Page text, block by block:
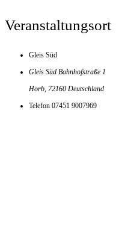
Veranstaltungsort
Gleis Süd
Gleis Süd Bahnhofstraße 1
Horb 72160 Deutschland
Telefon 07451 9007969